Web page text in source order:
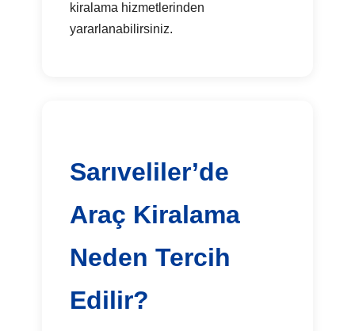
kiralama hizmetlerinden
yararlanabilirsiniz.
Sarıveliler’de
Araç Kiralama
Neden Tercih
Edilir?